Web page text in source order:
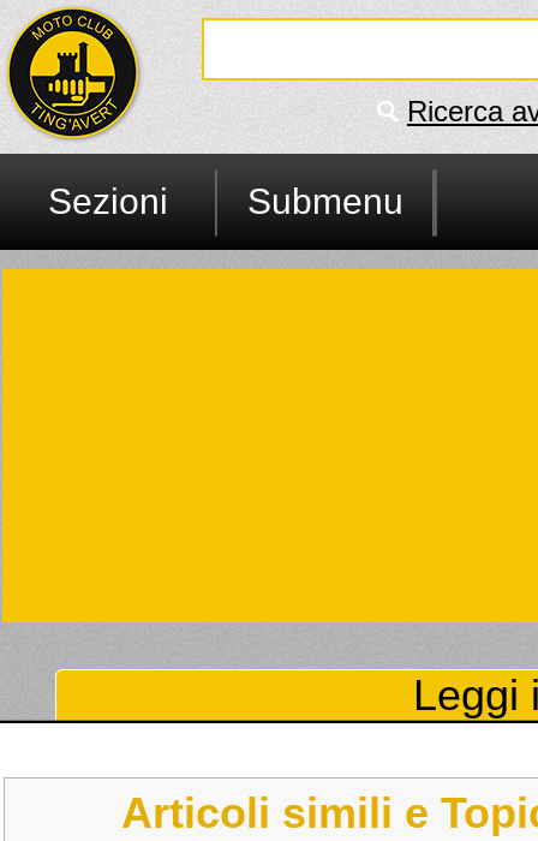
Ricerca
Sezioni Submenu
Leggi
Articoli simili e